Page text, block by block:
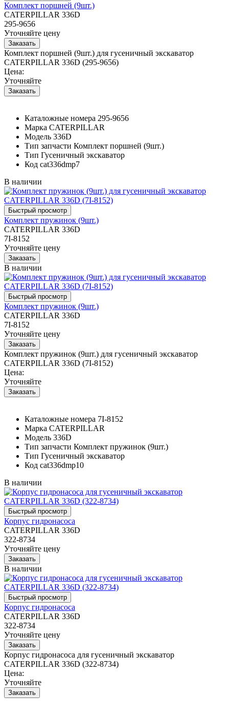
Комплект поршней (9шт.)
CATERPILLAR 336D
295-9656
Уточняйте цену
Комплект поршней (9шт.) для гусеничный экскаватор
CATERPILLAR 336D (295-9656)
Цена:
Уточняйте
Каталожные номера 295-9656
Марка CATERPILLAR
Модель 336D
Тип запчасти Комплект поршней (9шт.)
Тип Гусеничный экскаватор
Код cat336dmp7
В наличии
Комплект пружинок (9шт.)
CATERPILLAR 336D
7I-8152
Уточняйте цену
В наличии
Комплект пружинок (9шт.)
CATERPILLAR 336D
7I-8152
Уточняйте цену
Комплект пружинок (9шт.) для гусеничный экскаватор
CATERPILLAR 336D (7I-8152)
Цена:
Уточняйте
Каталожные номера 7I-8152
Марка CATERPILLAR
Модель 336D
Тип запчасти Комплект пружинок (9шт.)
Тип Гусеничный экскаватор
Код cat336dmp10
В наличии
Корпус гидронасоса
CATERPILLAR 336D
322-8734
Уточняйте цену
В наличии
Корпус гидронасоса
CATERPILLAR 336D
322-8734
Уточняйте цену
Корпус гидронасоса для гусеничный экскаватор
CATERPILLAR 336D (322-8734)
Цена:
Уточняйте